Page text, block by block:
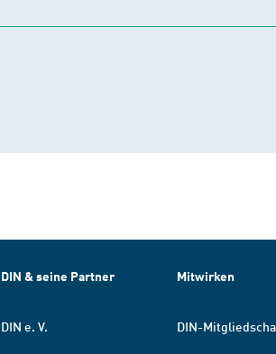
DIN & seine Partner
DIN e. V.
Mitwirken
DIN-